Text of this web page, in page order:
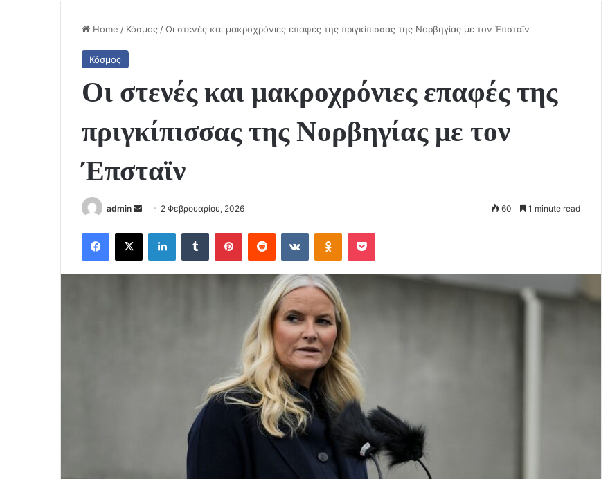
Home / Κόσμος /Οι στενές και μακροχρόνιες επαφές της πριγκίπισσας της Νορβηγίας με τον Έπσταϊν
Κόσμος
Οι στενές και μακροχρόνιες επαφές της
πριγκίπισσας της Νορβηγίας με τον
Έπσταϊν
admin
Send
email
2 Φεβρουαρίου, 2026 60 1 minute read
Facebook
X LinkedInTumblr PinterestReddit VKontakteOdnoklassniki
Pocket